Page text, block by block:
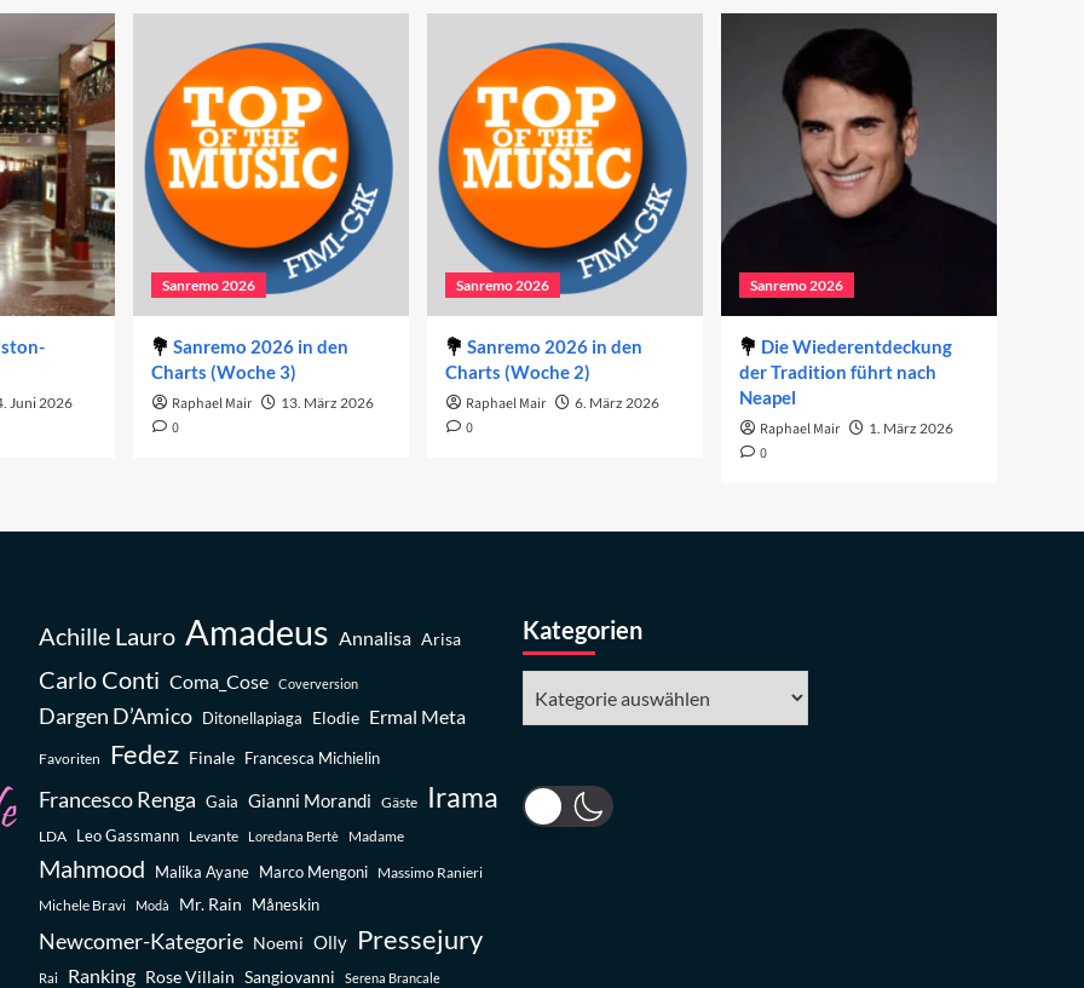
Juni 2026
Sanremo 2026
Sanremo 2026 in den
Charts (Woche 3)
Raphael Mair 13. März 2026
0
Sanremo 2026
Sanremo 2026 in den
Charts (Woche 2)
Raphael Mair 6. März 2026
0
Sanremo 2026
Die Wiederentdeckung
der Tradition führt nach
Neapel
Raphael Mair 1. März 2026
0
Achille Lauro Amadeus Annalisa Arisa
Carlo Conti Coma_Cose Coverversion
Dargen D’Amico Ditonellapiaga Elodie Ermal Meta
Favoriten Fedez Finale Francesca Michielin
Francesco Renga Gaia Gianni Morandi Gäste Irama
LDA Leo Gassmann Levante Loredana Bertè Madame
Mahmood Malika Ayane Marco Mengoni
Massimo Ranieri
Michele Bravi
Modà Mr. Rain Måneskin
Newcomer-Kategorie Noemi Olly Pressejury
Rai Ranking Rose Villain Sangiovanni Serena Brancale
Kategorien